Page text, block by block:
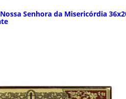
Senhora da Misericórdia